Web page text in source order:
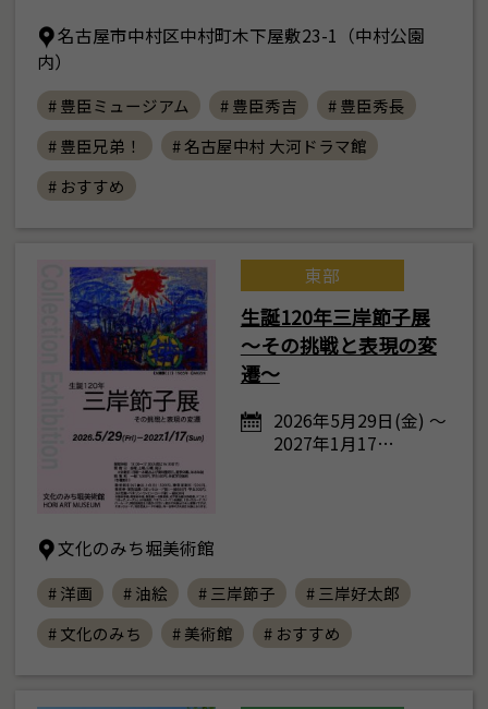
名古屋市中村区中村町木下屋敷23-1（中村公園
内）
# 豊臣ミュージアム # 豊臣秀吉
# 豊臣秀長
# 豊臣兄弟！
# 名古屋中村 大河ドラマ館
# おすすめ
東部
生誕120年三岸節子展
～その挑戦と表現の変
遷～
2026年5月29日(金) ～
2027年1月17…
文化のみち堀美術館
# 洋画 # 油絵 # 三岸節子
# 三岸好太郎
# 文化のみち
# 美術館 # おすすめ